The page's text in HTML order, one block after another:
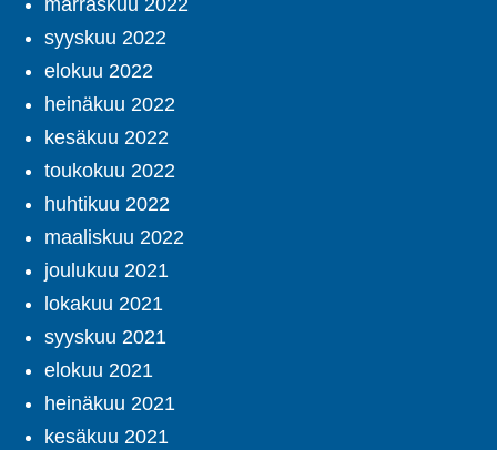
marraskuu 2022
syyskuu 2022
elokuu 2022
heinäkuu 2022
kesäkuu 2022
toukokuu 2022
huhtikuu 2022
maaliskuu 2022
joulukuu 2021
lokakuu 2021
syyskuu 2021
elokuu 2021
heinäkuu 2021
kesäkuu 2021